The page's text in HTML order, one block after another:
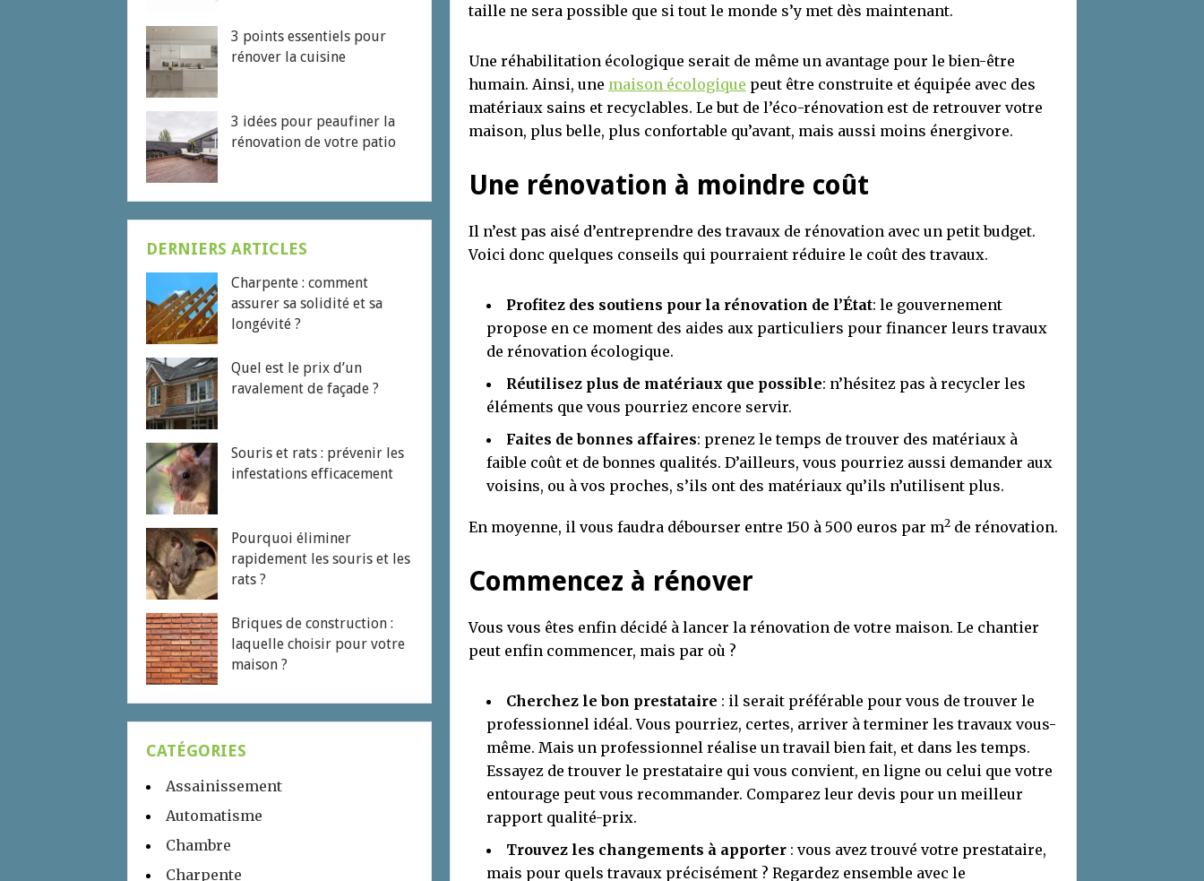
taille ne sera possible que si tout le monde s’y met dès maintenant.
Une réhabilitation écologique serait de même un avantage pour le bien-être
humain. Ainsi, une maison écologique peut être construite et équipée avec des
matériaux sains et recyclables. Le but de l’éco-rénovation est de retrouver votre
maison, plus belle, plus confortable qu’avant, mais aussi moins énergivore.
Une rénovation à moindre coût
Il n’est pas aisé d’entreprendre des travaux de rénovation avec un petit budget.
Voici donc quelques conseils qui pourraient réduire le coût des travaux.
Profitez des soutiens pour la rénovation de l’État: le gouvernement
propose en ce moment des aides aux particuliers pour financer leurs travaux
de rénovation écologique.
Réutilisez plus de matériaux que possible: n’hésitez pas à recycler les
éléments que vous pourriez encore servir.
Faites de bonnes affaires: prenez le temps de trouver des matériaux à
faible coût et de bonnes qualités. D’ailleurs, vous pourriez aussi demander aux
voisins, ou à vos proches, s’ils ont des matériaux qu’ils n’utilisent plus.
En moyenne, il vous faudra débourser entre 150 à 500 euros par m2 de rénovation.
Commencez à rénover
Vous vous êtes enfin décidé à lancer la rénovation de votre maison. Le chantier
peut enfin commencer, mais par où ?
Cherchez le bon prestataire : il serait préférable pour vous de trouver le
professionnel idéal. Vous pourriez, certes, arriver à terminer les travaux vous-
même. Mais un professionnel réalise un travail bien fait, et dans les temps.
Essayez de trouver le prestataire qui vous convient, en ligne ou celui que votre
entourage peut vous recommander. Comparez leur devis pour un meilleur
rapport qualité-prix.
Trouvez les changements à apporter : vous avez trouvé votre prestataire,
mais pour quels travaux précisément ? Regardez ensemble avec le
3 points essentiels pour
rénover la cuisine
3 idées pour peaufiner la
rénovation de votre patio
DERNIERS ARTICLES
Charpente : comment
assurer sa solidité et sa
longévité ?
Quel est le prix d’un
ravalement de façade ?
Souris et rats : prévenir les
infestations efficacement
Pourquoi éliminer
rapidement les souris et les
rats ?
Briques de construction :
laquelle choisir pour votre
maison ?
CATÉGORIES
Assainissement
Automatisme
Chambre
Charpente